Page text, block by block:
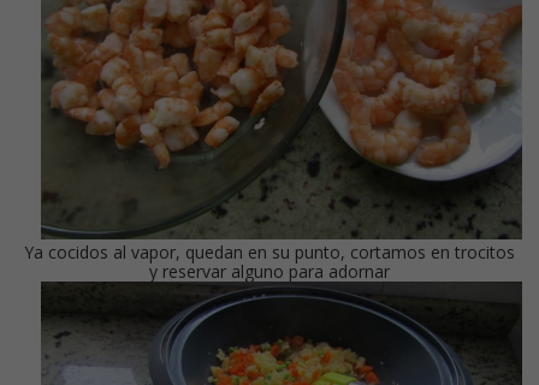
Ya cocidos al vapor, quedan en su punto, cortamos en trocitos
y reservar alguno para adornar